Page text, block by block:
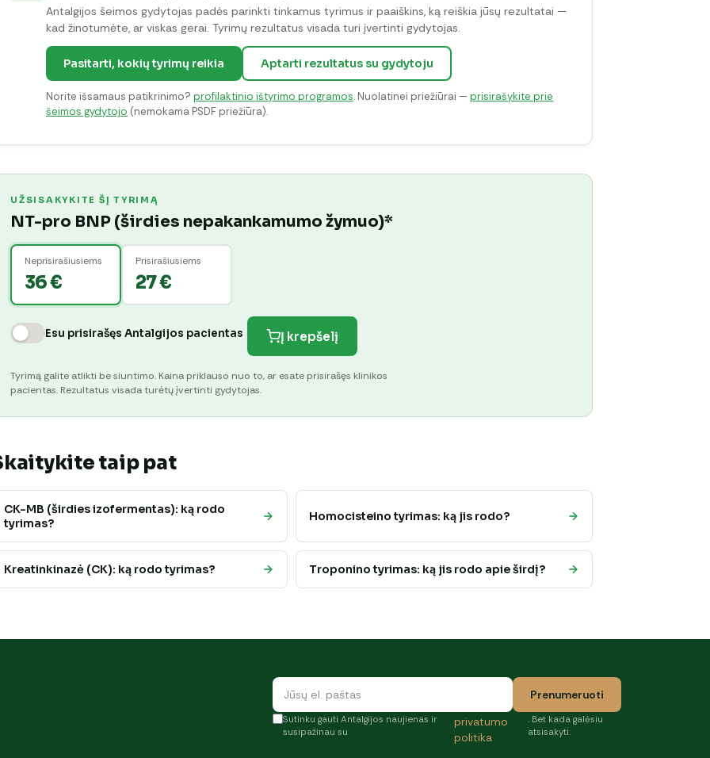
Antalgijos šeimos gydytojas padės parinkti tinkamus tyrimus ir paaiškins, ką reiškia jūsų rezultatai —
kad žinotumėte, ar viskas gerai. Tyrimų rezultatus visada turi įvertinti gydytojas.
Pasitarti, kokių tyrimų reikia Aptarti rezultatus su gydytoju
Norite išsamaus patikrinimo? profilaktinio ištyrimo programos. Nuolatinei priežiūrai —prisirašykite prie
šeimos gydytojo (nemokama PSDF priežiūra).
UŽSISAKYKITE ŠĮ TYRIMĄ
NT-pro BNP (širdies nepakankamumo žymuo)*
Neprisirašiusiems
36 €
Prisirašiusiems
27 €
Esu prisirašęs Antalgijos pacientas Į krepšelį
Tyrimą galite atlikti be siuntimo. Kaina priklauso nuo to, ar esate prisirašęs klinikos
pacientas. Rezultatus visada turėtų įvertinti gydytojas.
taip pat
CK-MB (širdies izofermentas): ką rodo
tyrimas?
Homocisteino tyrimas: ką jis rodo?
Kreatinkinazė (CK): ką rodo tyrimas? Troponino tyrimas: ką jis rodo apie širdį?
Prenumeruoti
Sutinku gauti Antalgijos naujienas ir
susipažinau su
privatumo
politika
. Bet kada galėsiu
atsisakyti.